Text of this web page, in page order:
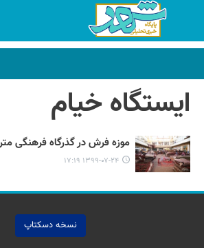
ایستگاه خیام
موزه فرش در گذرگاه‌ فرهنگی
۱۳۹۹-۰۷-۲۴ ۱۷:۱۹
نسخه دسکتاپ